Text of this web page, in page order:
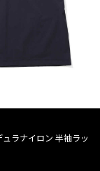
ラナイロン 半袖ラッ